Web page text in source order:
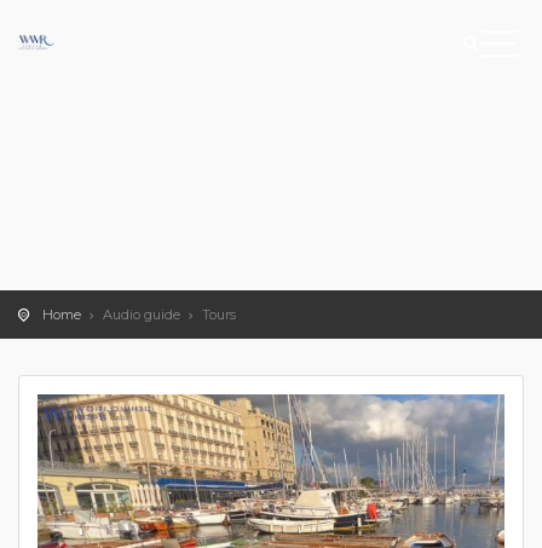
Home Audio guide Tours